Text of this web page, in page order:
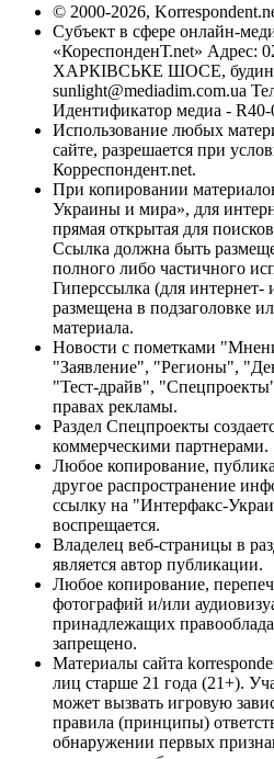
© 2000-2026,
Субъект в сфере онлайн-
«КореспонденТ.net» Адрес:
ХАРКІВСЬКЕ ШОСЕ,
sunlight@mediadim.com.ua
Идентификатор медиа - R40-
Использование любых
сайте, разрешается при
Корреспондент.net.
При копировании
Украины и мира», для
прямая открытая для
Ссылка должна быть
полного либо частичного
Гиперссылка (для
размещена в подзаголовке
материала.
Новости с пометками
"Заявление", "Регионы",
"Тест-драйв",
правах рекламы.
Раздел Спецпроекты
коммерческими партнерами.
Любое копирование,
другое распространение
ссылку на "Интерфакс-
воспрещается.
Владелец веб-страницы в
является автор публикации.
Любое копирование,
фотографий и/или
принадлежащих
запрещено.
Материалы сайта
лиц старше 21 года (21+).
может вызвать игровую
правила (принципы)
обнаружении первых